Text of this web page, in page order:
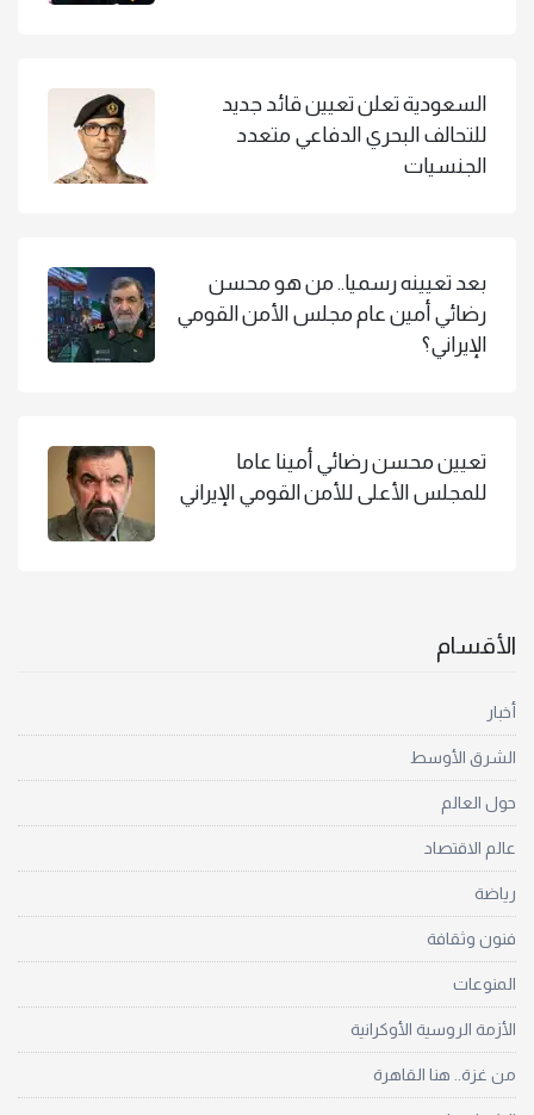
السعودية تعلن تعيين قائد جديد
للتحالف البحري الدفاعي متعدد
الجنسيات
بعد تعيينه رسميا.. من هو محسن
رضائي أمين عام مجلس الأمن القومي
الإيراني؟
تعيين محسن رضائي أمينا عاما
للمجلس الأعلى للأمن القومي الإيراني
الأقسام
أخبار
الشرق الأوسط
حول العالم
عالم الاقتصاد
رياضة
فنون وثقافة
المنوعات
الأزمة الروسية الأوكرانية
من غزة.. هنا القاهرة